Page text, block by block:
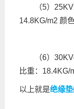
（5）25KV
14.8KG/m2 颜
（6）30KV-
比重：18.4KG/
以上就是绝缘垫